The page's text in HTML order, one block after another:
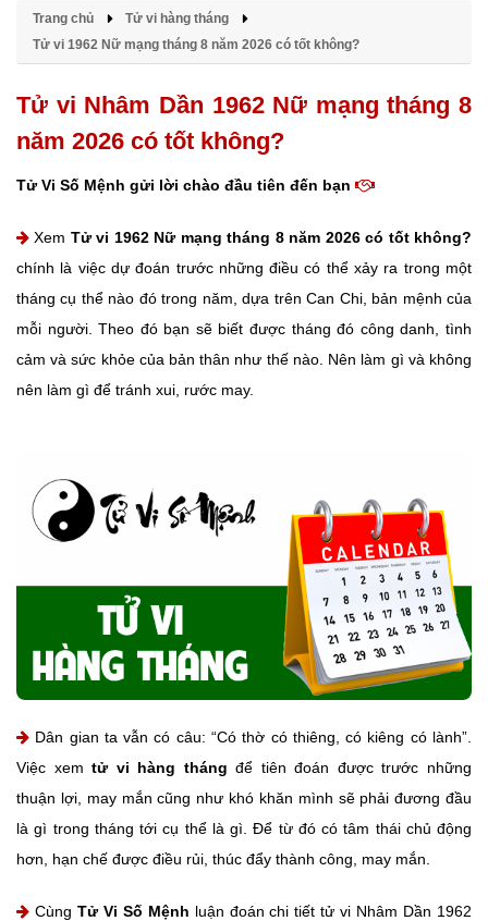
Trang chủ
Tử vi hàng tháng
Tử vi 1962 Nữ mạng tháng 8 năm 2026 có tốt không?
Tử vi Nhâm Dần 1962 Nữ mạng tháng 8
năm 2026 có tốt không?
Tử Vi Số Mệnh gửi lời chào đầu tiên đến bạn
Xem Tử vi 1962 Nữ mạng tháng 8 năm 2026 có tốt không?
chính là việc dự đoán trước những điều có thể xảy ra trong một
tháng cụ thể nào đó trong năm, dựa trên Can Chi, bản mệnh của
mỗi người. Theo đó bạn sẽ biết được tháng đó công danh, tình
cảm và sức khỏe của bản thân như thế nào. Nên làm gì và không
nên làm gì để tránh xui, rước may.
Dân gian ta vẫn có câu: “Có thờ có thiêng, có kiêng có lành”.
Việc xemtử vi hàng tháng để tiên đoán được trước những
thuận lợi, may mắn cũng như khó khăn mình sẽ phải đương đầu
là gì trong tháng tới cụ thể là gì. Để từ đó có tâm thái chủ động
hơn, hạn chế được điều rủi, thúc đẩy thành công, may mắn.
Cùng Tử Vi Số Mệnh luận đoán chi tiết tử vi Nhâm Dần 1962